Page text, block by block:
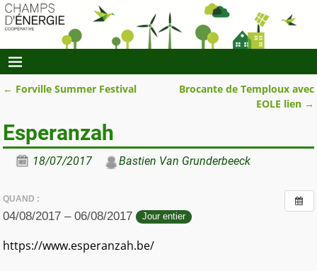
← Forville Summer Festival
Brocante de Temploux avec
EOLE lien →
Esperanzah
18/07/2017 Bastien Van Grunderbeeck
QUAND :
04/08/2017 – 06/08/2017 Jour entier
https://www.esperanzah.be/